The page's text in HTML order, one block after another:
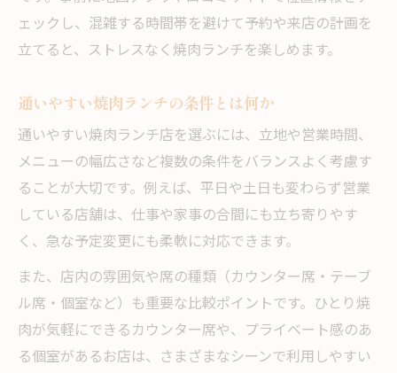
ェックし、混雑する時間帯を避けて予約や来店の計画を
立てると、ストレスなく焼肉ランチを楽しめます。
通いやすい焼肉ランチの条件とは何か
通いやすい焼肉ランチ店を選ぶには、立地や営業時間、
メニューの幅広さなど複数の条件をバランスよく考慮す
ることが大切です。例えば、平日や土日も変わらず営業
している店舗は、仕事や家事の合間にも立ち寄りやす
く、急な予定変更にも柔軟に対応できます。
また、店内の雰囲気や席の種類（カウンター席・テーブ
ル席・個室など）も重要な比較ポイントです。ひとり焼
肉が気軽にできるカウンター席や、プライベート感のあ
る個室があるお店は、さまざまなシーンで利用しやすい